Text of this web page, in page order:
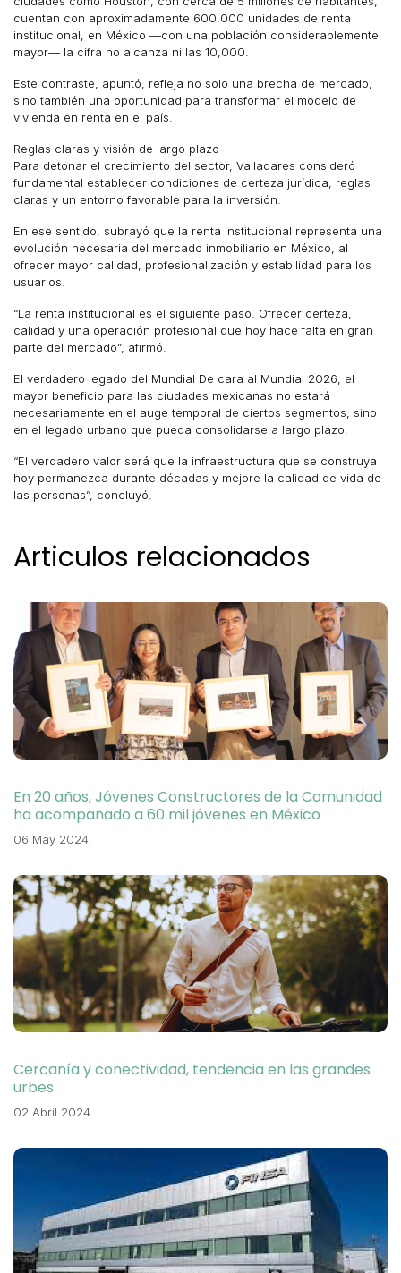
cuentan con aproximadamente 600,000 unidades de renta
institucional, en México —con una población considerablemente
mayor— la cifra no alcanza ni las 10,000.
Este contraste, apuntó, refleja no solo una brecha de mercado,
sino también una oportunidad para transformar el modelo de
vivienda en renta en el país.
Reglas claras y visión de largo plazo
Para detonar el crecimiento del sector, Valladares consideró
fundamental establecer condiciones de certeza jurídica, reglas
claras y un entorno favorable para la inversión.
En ese sentido, subrayó que la renta institucional representa una
evolución necesaria del mercado inmobiliario en México, al
ofrecer mayor calidad, profesionalización y estabilidad para los
usuarios.
“La renta institucional es el siguiente paso. Ofrecer certeza,
calidad y una operación profesional que hoy hace falta en gran
parte del mercado”, afirmó.
El verdadero legado del Mundial De cara al Mundial 2026, el
mayor beneficio para las ciudades mexicanas no estará
necesariamente en el auge temporal de ciertos segmentos, sino
en el legado urbano que pueda consolidarse a largo plazo.
“El verdadero valor será que la infraestructura que se construya
hoy permanezca durante décadas y mejore la calidad de vida de
las personas”, concluyó.
Articulos relacionados
En 20 años, Jóvenes Constructores de la Comunidad
ha acompañado a 60 mil jóvenes en México
06 May 2024
Cercanía y conectividad, tendencia en las grandes
urbes
02 Abril 2024